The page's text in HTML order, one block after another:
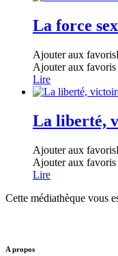
La force
Ajouter aux favoris
Ajouter aux favoris
Lire
La liberté,
Ajouter aux favoris
Ajouter aux favoris
Lire
Cette médiathèque vous
A propos